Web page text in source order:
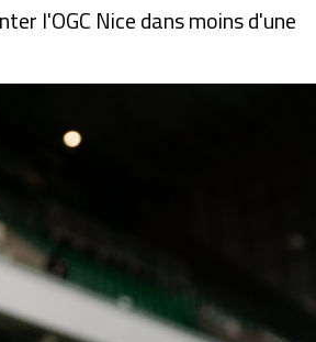
l'OGC Nice dans moins d'une